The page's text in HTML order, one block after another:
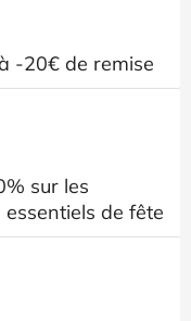
-20€ de remise
sur les
de fête